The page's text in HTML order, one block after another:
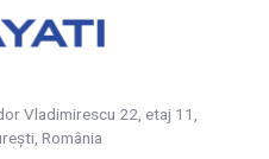
Vladimirescu 22, etaj 11,
România